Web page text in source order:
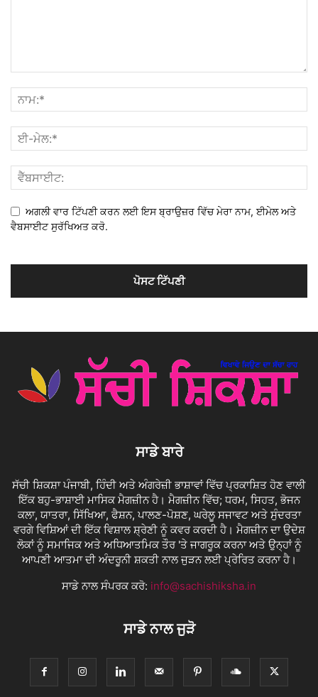
ਅਗਲੀ ਵਾਰ ਟਿੱਪਣੀ ਕਰਨ ਲਈ ਇਸ ਬ੍ਰਾਉਜ਼ਰ ਵਿੱਚ ਮੇਰਾ ਨਾਮ, ਈਮੇਲ ਅਤੇ
ਵੈਬਸਾਈਟ ਸੁਰੱਖਿਅਤ ਕਰੋ.
ਸਾਡੇ ਬਾਰੇ
ਸੱਚੀ ਸ਼ਿਕਸ਼ਾ ਪੰਜਾਬੀ, ਹਿੰਦੀ ਅਤੇ ਅੰਗਰੇਜ਼ੀ ਭਾਸ਼ਾਵਾਂ ਵਿੱਚ ਪ੍ਰਕਾਸ਼ਿਤ ਹੋਣ ਵਾਲੀ
ਇੱਕ ਬਹੁ-ਭਾਸ਼ਾਈ ਮਾਸਿਕ ਮੈਗਜ਼ੀਨ ਹੈ। ਮੈਗਜ਼ੀਨ ਵਿੱਚ; ਧਰਮ, ਸਿਹਤ, ਭੋਜਨ
ਕਲਾ, ਯਾਤਰਾ, ਸਿੱਖਿਆ, ਫੈਸ਼ਨ, ਪਾਲਣ-ਪੋਸ਼ਣ, ਘਰੇਲੂ ਸਜਾਵਟ ਅਤੇ ਸੁੰਦਰਤਾ
ਵਰਗੇ ਵਿਸ਼ਿਆਂ ਦੀ ਇੱਕ ਵਿਸ਼ਾਲ ਸ਼੍ਰੇਣੀ ਨੂੰ ਕਵਰ ਕਰਦੀ ਹੈ। ਮੈਗਜ਼ੀਨ ਦਾ ਉਦੇਸ਼
ਲੋਕਾਂ ਨੂੰ ਸਮਾਜਿਕ ਅਤੇ ਅਧਿਆਤਮਿਕ ਤੌਰ 'ਤੇ ਜਾਗਰੂਕ ਕਰਨਾ ਅਤੇ ਉਨ੍ਹਾਂ ਨੂੰ
ਆਪਣੀ ਆਤਮਾ ਦੀ ਅੰਦਰੂਨੀ ਸ਼ਕਤੀ ਨਾਲ ਜੁੜਨ ਲਈ ਪ੍ਰੇਰਿਤ ਕਰਨਾ ਹੈ।
ਸਾਡੇ ਨਾਲ ਸੰਪਰਕ ਕਰੋ: info@sachishiksha.in
ਸਾਡੇ ਨਾਲ ਜੁੜੋ